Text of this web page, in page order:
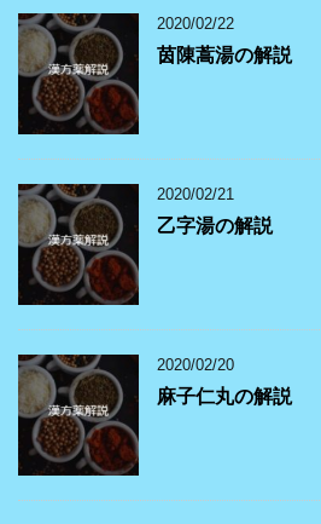
2020/02/22
茵陳蒿湯の解説
2020/02/21
乙字湯の解説
2020/02/20
麻子仁丸の解説